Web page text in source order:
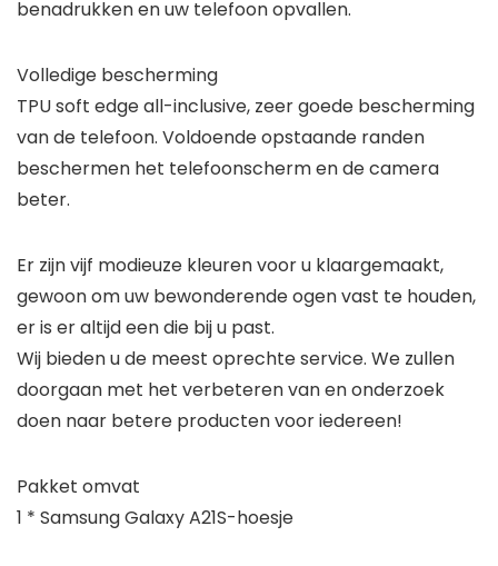
benadrukken en uw telefoon opvallen.
Volledige bescherming
TPU soft edge all-inclusive, zeer goede bescherming
van de telefoon. Voldoende opstaande randen
beschermen het telefoonscherm en de camera
beter.
Er zijn vijf modieuze kleuren voor u klaargemaakt,
gewoon om uw bewonderende ogen vast te houden,
er is er altijd een die bij u past.
Wij bieden u de meest oprechte service. We zullen
doorgaan met het verbeteren van en onderzoek
doen naar betere producten voor iedereen!
Pakket omvat
1 * Samsung Galaxy A21S-hoesje